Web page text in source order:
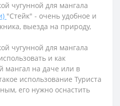
чугунной для мангала
"Стейк" - очень удобное и
выезда на природу,
чугунной для мангала
и как
мангал на даче или в
использование Туриста
его нужно оснастить